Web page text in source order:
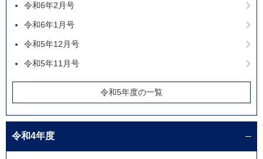
令和6年2月号
令和6年1月号
令和5年12月号
令和5年11月号
令和5年度の一覧
令和4年度